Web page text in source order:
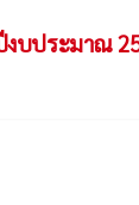
งบประมาณ